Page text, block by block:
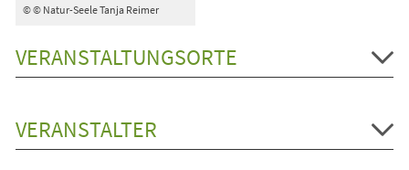
© © Natur-Seele Tanja Reimer
VERANSTALTUNGSORTE
VERANSTALTER